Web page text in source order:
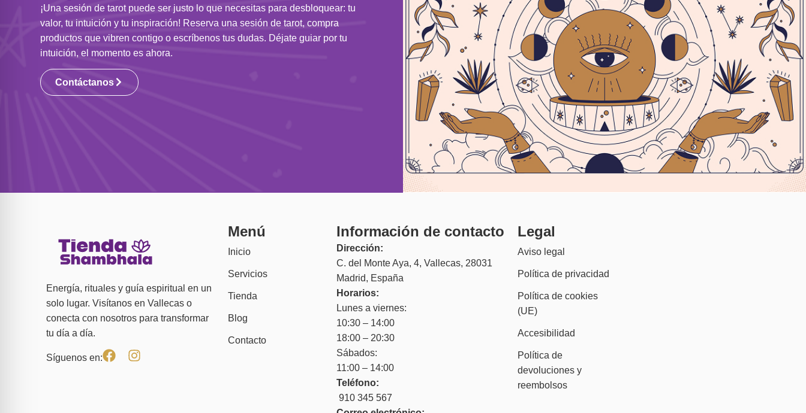
¡Una sesión de tarot puede ser justo lo que necesitas para desbloquear: tu
valor, tu intuición y tu inspiración! Reserva una sesión de tarot, compra
productos que vibren contigo o escríbenos tus dudas. Déjate guiar por tu
intuición, el momento es ahora.
Contáctanos
Energía, rituales y guía espiritual en un
solo lugar. Visítanos en Vallecas o
conecta con nosotros para transformar
tu día a día.
Síguenos en:
Menú
Inicio
Servicios
Tienda
Blog
Contacto
Información de contacto
Dirección:
C. del Monte Aya, 4, Vallecas, 28031
Madrid, España
Horarios:
Lunes a viernes:
10:30 – 14:00
18:00 – 20:30
Sábados:
11:00 – 14:00
Teléfono:
910 345 567
Legal
Aviso legal
Política de privacidad
Política de cookies
(UE)
Accesibilidad
Política de
devoluciones y
reembolsos